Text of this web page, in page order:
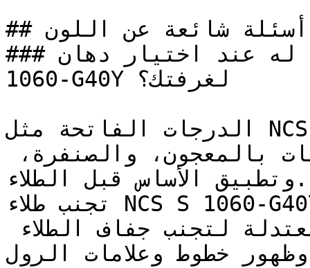
## أسئلة شائعة عن اللون
### ما الذي يجب الانتباه له عند اختيار دهان NCS S
1060-G40Y لغرفتك؟
الدرجات الفاتحة مثل NCS S 1060-G40Y تتطلب تجهيزاً
وتطبيق الأساس قبل الطلاء.
تجنب طلاء NCS S 1060-G40Y تحت أشعة الشمس المباشرة؛
خطوط وعلامات الرول.